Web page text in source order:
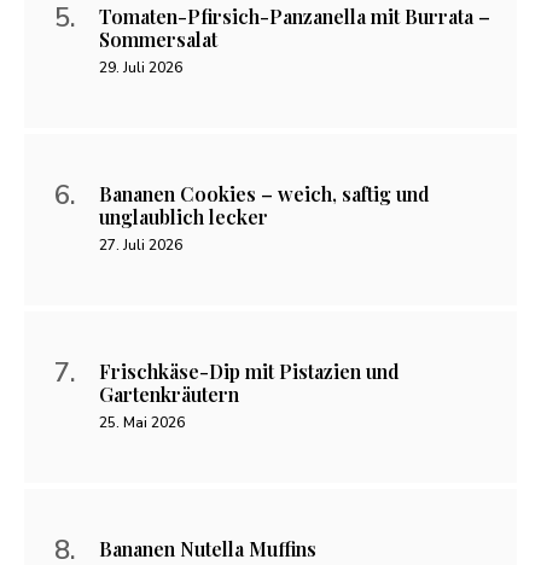
Tomaten-Pfirsich-Panzanella mit Burrata –
Sommersalat
29. Juli 2026
Bananen Cookies – weich, saftig und
unglaublich lecker
27. Juli 2026
Frischkäse-Dip mit Pistazien und
Gartenkräutern
25. Mai 2026
Bananen Nutella Muffins